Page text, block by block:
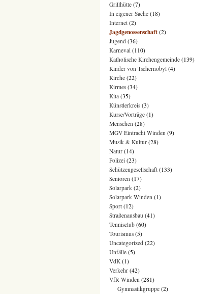
Grillhütte (7)
In eigener Sache (18)
Internet (2)
Jagdgenossenschaft (2)
Jugend (36)
Karneval (110)
Katholische Kirchengemeinde (139)
Kinder von Tschernobyl (4)
Kirche (22)
Kirmes (34)
Kita (35)
Künstlerkreis (3)
Kurse/Vorträge (1)
Menschen (28)
MGV Eintracht Winden (9)
Musik & Kultur (28)
Natur (14)
Polizei (23)
Schützengesellschaft (133)
Senioren (17)
Solarpark (2)
Solarpark Winden (1)
Sport (12)
Straßenausbau (41)
Tennisclub (60)
Tourismus (5)
Uncategorized (22)
Unfälle (5)
VdK (1)
Verkehr (42)
VfR Winden (281)
Gymnastikgruppe (2)